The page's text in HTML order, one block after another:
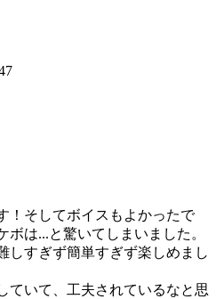
！そしてボイスもよかったで
は...と驚いてしまいました。
しすぎず簡単すぎず楽しめまし
ていて、工夫されているなと思